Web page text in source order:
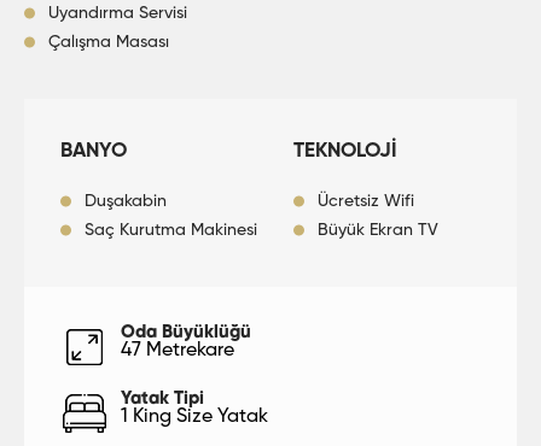
Uyandırma Servisi
Çalışma Masası
BANYO
Duşakabin
Saç Kurutma Makinesi
TEKNOLOJİ
Ücretsiz Wifi
Büyük Ekran TV
Oda Büyüklüğü
47 Metrekare
Yatak Tipi
1 King Size Yatak